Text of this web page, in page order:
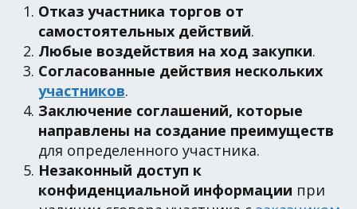
Отказ участника торгов от
самостоятельных действий.
Любые воздействия на ход закупки.
Согласованные действия нескольких
участников.
Заключение соглашений, которые
направлены на создание преимуществ
для определенного участника.
Незаконный доступ к
конфиденциальной информации при